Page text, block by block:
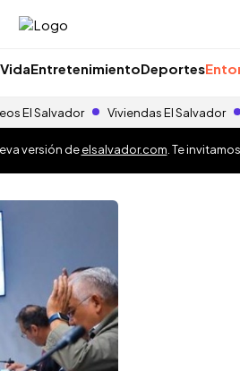
VidaEntretenimientoDeportes
El Salvador Viviendas El Salvador
versión deelsalvador.com . Te